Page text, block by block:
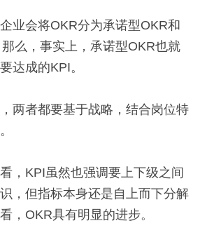
业会将OKR分为承诺型OKR和
么，事实上，承诺型OKR也就
达成的KPI。
两者都要基于战略，结合岗位特
，KPI虽然也强调要上下级之间
，但指标本身还是自上而下分解
，OKR具有明显的进步。